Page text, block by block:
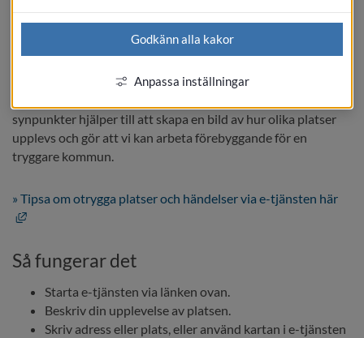
platser tryggare.
Det kan vara platser med dålig belysning, farliga
synpunkter hjälper till att skapa en bild av hur olika platser
upplevs och gör att vi kan arbeta förebyggande för en
tryggare kommun.
» Tipsa om otrygga platser och händelser via e-tjänsten här
Länk till annan webbplats, öppnas i nytt fönster.
Så fungerar det
Starta e-tjänsten via länken ovan.
Beskriv din upplevelse av platsen.
Skriv adress eller plats, eller använd kartan i e-tjänsten
Godkänn alla kakor
Anpassa inställningar